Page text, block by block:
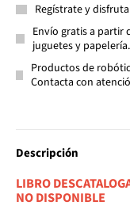
Regístrate y
Envío gratis a partir
juguetes y papelería.
Productos de
Contacta con
Descripción
LIBRO
NO DISPONIBLE